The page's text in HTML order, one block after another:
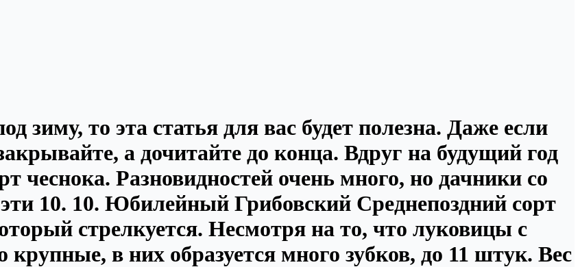
зиму, то эта статья для вас будет полезна. Даже если
а дочитайте до конца. Вдруг на будущий год
чеснока. Разновидностей очень много, но дачники со
10. 10. Юбилейный Грибовский Среднепоздний сорт
стрелкуется. Несмотря на то, что луковицы с
в них образуется много зубков, до 11 штук. Вес